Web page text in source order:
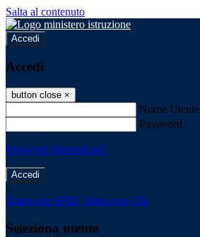
Salta al contenuto
Accedi
Accedi
button close ×
Nome Utente
Password
Password dimenticata?
-
Entra con SPID Entra con CIE
Seleziona utente